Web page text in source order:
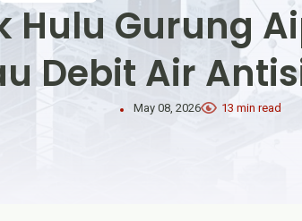
Hulu Gurung
Debit Air
May 08, 2026 13 min read